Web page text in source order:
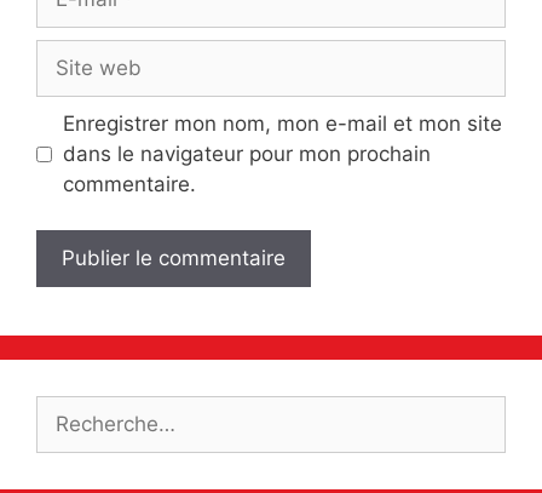
mail
web
Enregistrer mon nom, mon e-mail et mon site
dans le navigateur pour mon prochain
commentaire.
Rechercher :